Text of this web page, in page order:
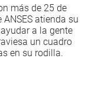
más de 25 de
atienda su
a la gente
un cuadro
en su rodilla.